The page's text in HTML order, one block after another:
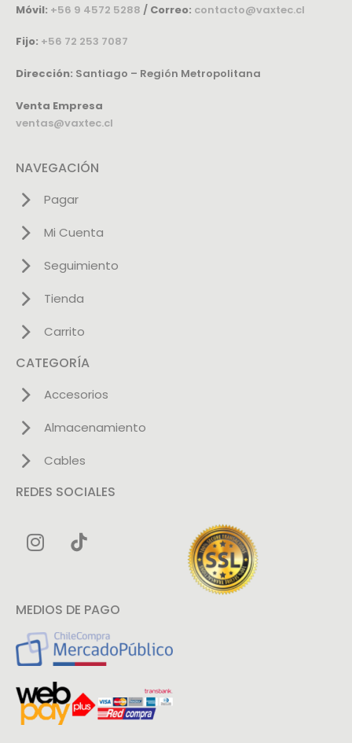
Móvil: +56 9 4572 5288 / Correo: contacto@vaxtec.cl
Fijo: +56 72 253 7087
Dirección: Santiago – Región Metropolitana
Venta Empresa
ventas@vaxtec.cl
NAVEGACIÓN
Pagar
Mi Cuenta
Seguimiento
Tienda
Carrito
CATEGORÍA
Accesorios
Almacenamiento
Cables
REDES SOCIALES
MEDIOS DE PAGO